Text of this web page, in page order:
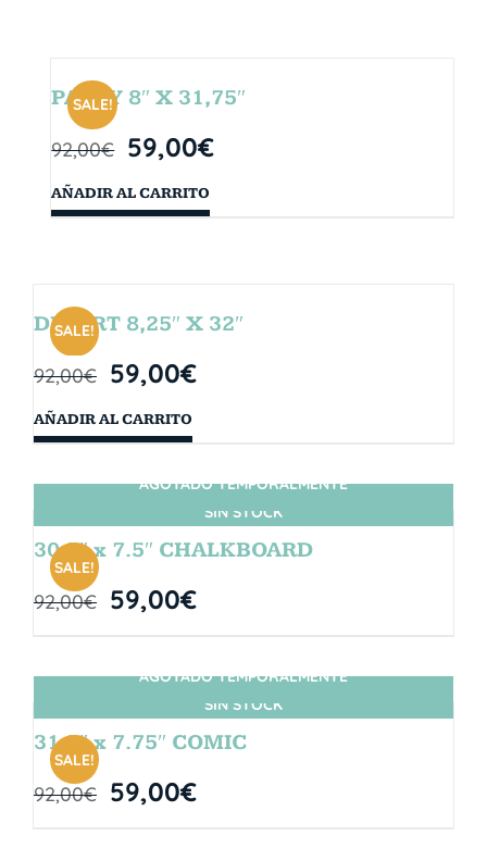
SALE!
PARTY 8″ X 31,75″
92,00€ 59,00€
AÑADIR AL CARRITO
SALE!
DESERT 8,25″ X 32″
92,00€ 59,00€
AÑADIR AL CARRITO
SIN STOCK
SALE!
AGOTADO TEMPORALMENTE
30.5″ x 7.5″ CHALKBOARD
92,00€ 59,00€
SIN STOCK
SALE!
AGOTADO TEMPORALMENTE
31.5″ x 7.75″ COMIC
92,00€ 59,00€